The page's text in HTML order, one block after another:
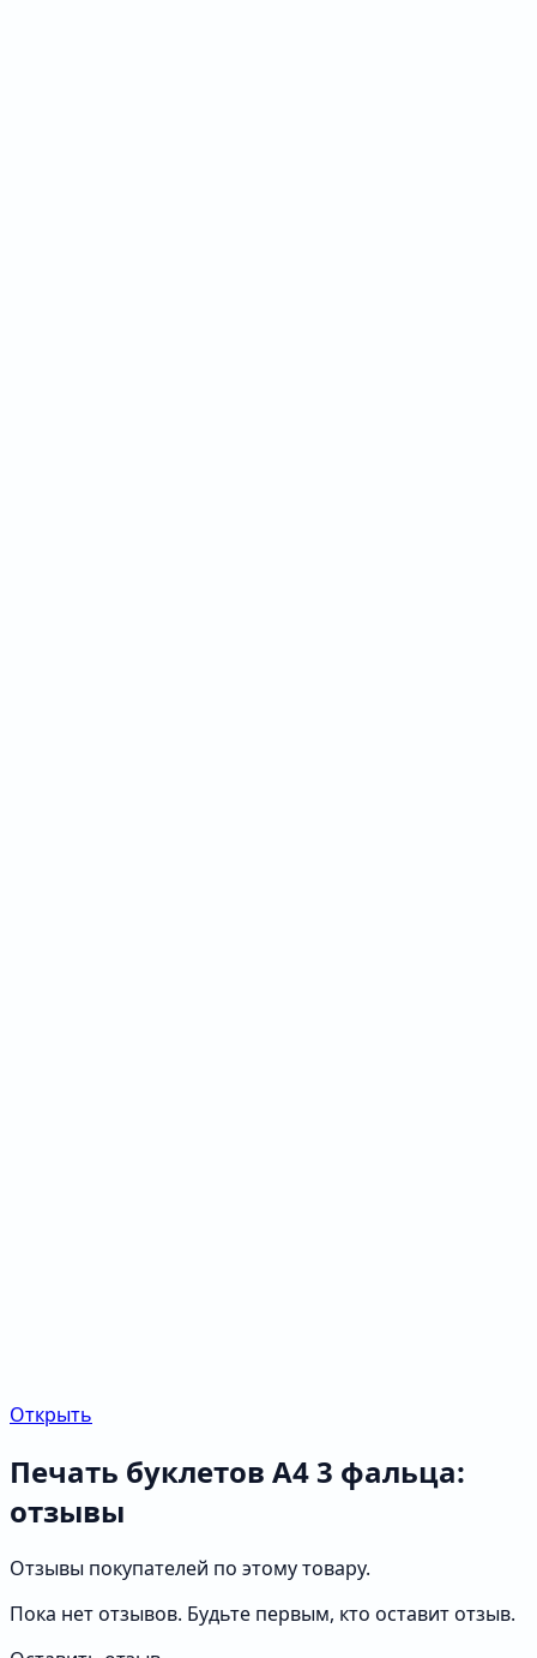
Открыть
Печать буклетов А4 3 фальца:
отзывы
Отзывы покупателей по этому товару.
Пока нет отзывов. Будьте первым, кто оставит отзыв.